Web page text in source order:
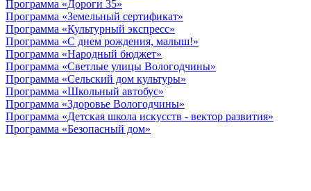
Программа «Дороги 35»
Программа «Земельный сертификат»
Программа «Культурный экспресс»
Программа «С днем рождения, малыш!»
Программа «Народный бюджет»
Программа «Светлые улицы Вологодчины»
Программа «Сельский дом культуры»
Программа «Школьный автобус»
Программа «Здоровье Вологодчины»
Программа «Детская школа искусств - вектор развития»
Программа «Безопасный дом»